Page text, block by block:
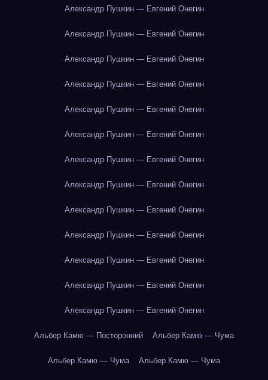
Александр Пушкин — Евгений Онегин
Александр Пушкин — Евгений Онегин
Александр Пушкин — Евгений Онегин
Александр Пушкин — Евгений Онегин
Александр Пушкин — Евгений Онегин
Александр Пушкин — Евгений Онегин
Александр Пушкин — Евгений Онегин
Александр Пушкин — Евгений Онегин
Александр Пушкин — Евгений Онегин
Александр Пушкин — Евгений Онегин
Александр Пушкин — Евгений Онегин
Александр Пушкин — Евгений Онегин
Александр Пушкин — Евгений Онегин
Альбер Камю — Посторонний Альбер Камю — Чума
Альбер Камю — Чума Альбер Камю — Чума